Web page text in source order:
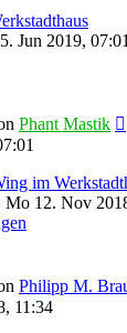
Jun 2019, 07:01
Phant Mastik
im
Mo 12. Nov
Philipp M.
11:34